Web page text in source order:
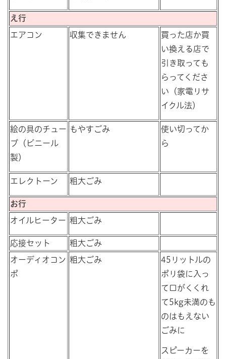
え行
エアコン 収集できません
買った店か買
い換える店で
引き取っても
らってくださ
い（家電リサ
イクル法）
絵の具のチュー
ブ（ビニール
製）
もやすごみ
使い切ってか
ら
エレクトーン 粗大ごみ
お行
オイルヒーター 粗大ごみ
応接セット 粗大ごみ
オーディオコン
ポ
粗大ごみ
45リットルの
ポリ袋に入っ
て口がくくれ
て5kg未満のも
のはもえない
ごみに
スピーカーを